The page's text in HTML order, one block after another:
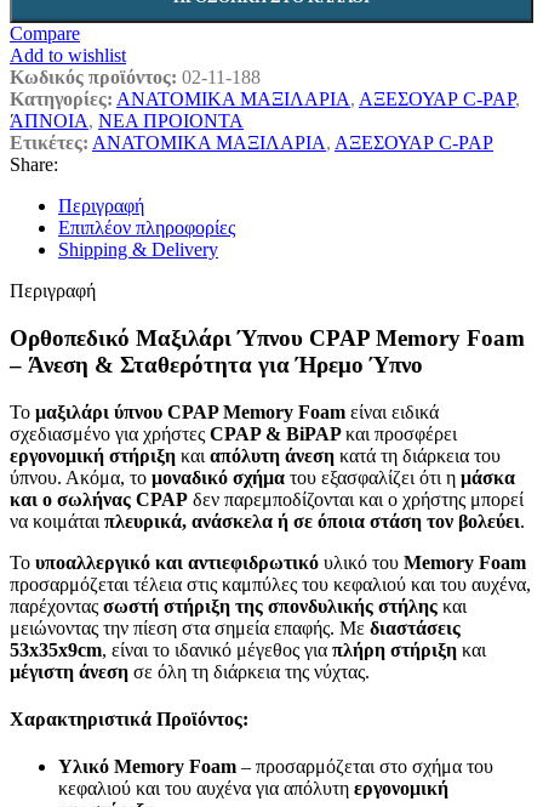
Compare
Add to wishlist
Κωδικός προϊόντος: 02-11-188
Κατηγορίες: ΑΝΑΤΟΜΙΚΑ ΜΑΞΙΛΑΡΙΑ, ΑΞΕΣΟΥΑΡ C-PAP,
ΆΠΝΟΙΑ, ΝΕΑ ΠΡΟΙΟΝΤΑ
Ετικέτες: ΑΝΑΤΟΜΙΚΑ ΜΑΞΙΛΑΡΙΑ, ΑΞΕΣΟΥΑΡ C-PAP
Share:
Περιγραφή
Επιπλέον πληροφορίες
Shipping & Delivery
Περιγραφή
Ορθοπεδικό Μαξιλάρι Ύπνου CPAP Memory Foam
– Άνεση & Σταθερότητα για Ήρεμο Ύπνο
Το μαξιλάρι ύπνου CPAP Memory Foam είναι ειδικά
σχεδιασμένο για χρήστες CPAP & BiPAPκαι προσφέρει
εργονομική στήριξη και απόλυτη άνεση κατά τη διάρκεια του
ύπνου. Ακόμα, το μοναδικό σχήμα του εξασφαλίζει ότι η μάσκα
και ο σωλήνας CPAP δεν παρεμποδίζονται και ο χρήστης μπορεί
να κοιμάται πλευρικά, ανάσκελα ή σε όποια στάση τον βολεύει.
Το υποαλλεργικό και αντιεφιδρωτικό υλικό του Memory Foam
προσαρμόζεται τέλεια στις καμπύλες του κεφαλιού και του αυχένα,
παρέχοντας σωστή στήριξη της σπονδυλικής στήλης και
μειώνοντας την πίεση στα σημεία επαφής. Με διαστάσεις
53x35x9cm, είναι το ιδανικό μέγεθος για πλήρη στήριξη και
μέγιστη άνεση σε όλη τη διάρκεια της νύχτας.
Χαρακτηριστικά Προϊόντος:
Υλικό Memory Foam – προσαρμόζεται στο σχήμα του
κεφαλιού και του αυχένα για απόλυτη εργονομική